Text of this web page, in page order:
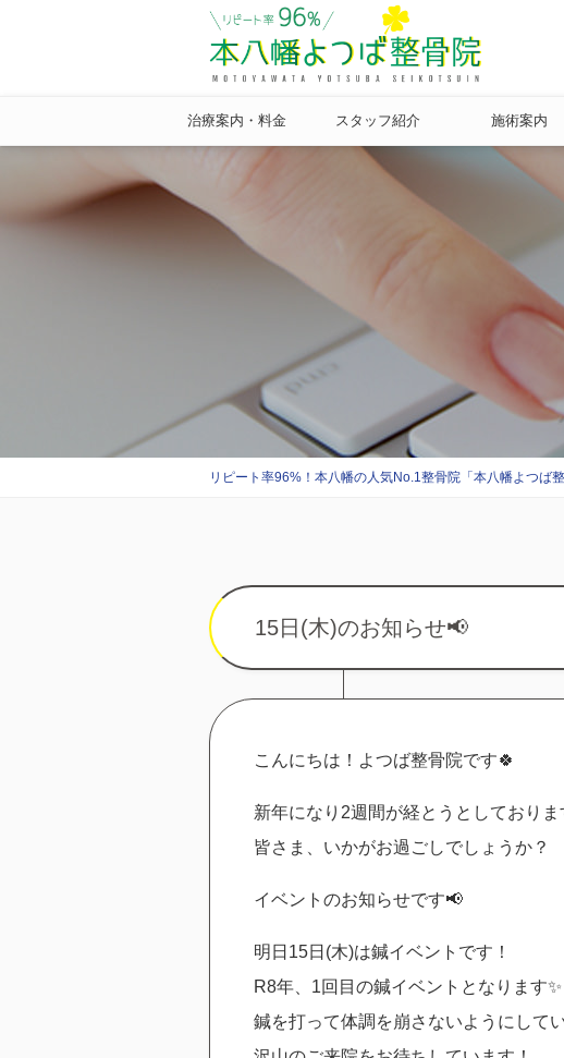
治療案内・料金 スタッフ紹介 施術案内
リピート率96%！本八幡の人気No.1整骨院「本八幡よつば整
15日(木)のお知らせ📢
こんにちは！よつば整骨院です🍀
新年になり2週間が経とうとしておりま
皆さま、いかがお過ごしでしょうか？
イベントのお知らせです📢
明日15日(木)は鍼イベントです！
R8年、1回目の鍼イベントとなります✨
鍼を打って体調を崩さないようにして